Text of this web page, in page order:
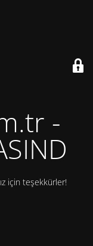
-
için teşekkürler!